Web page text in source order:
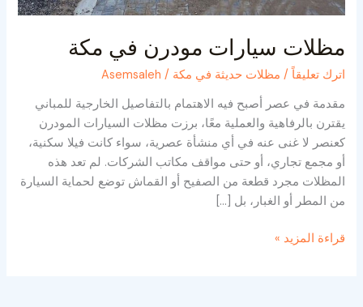
مظلات سيارات مودرن في مكة
اترك تعليقاً / مظلات حديثة في مكة /
Asemsaleh
مقدمة في عصر أصبح فيه الاهتمام بالتفاصيل الخارجية للمباني
يقترن بالرفاهية والعملية معًا، برزت مظلات السيارات المودرن
كعنصر لا غنى عنه في أي منشأة عصرية، سواء كانت فيلا سكنية،
أو مجمع تجاري، أو حتى مواقف مكاتب الشركات. لم تعد هذه
المظلات مجرد قطعة من الصفيح أو القماش توضع لحماية السيارة
من المطر أو الغبار، بل […]
قراءة المزيد »